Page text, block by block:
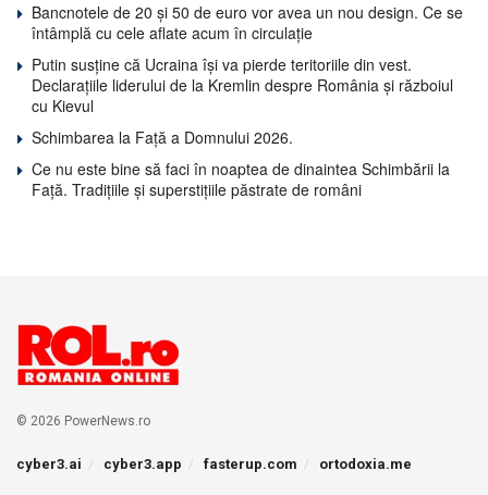
Bancnotele de 20 și 50 de euro vor avea un nou design. Ce se
întâmplă cu cele aflate acum în circulație
Putin susține că Ucraina își va pierde teritoriile din vest.
Declarațiile liderului de la Kremlin despre România și războiul
cu Kievul
Schimbarea la Față a Domnului 2026.
Ce nu este bine să faci în noaptea de dinaintea Schimbării la
Față. Tradițiile și superstițiile păstrate de români
© 2026 PowerNews.ro
cyber3.ai cyber3.app fasterup.com ortodoxia.me